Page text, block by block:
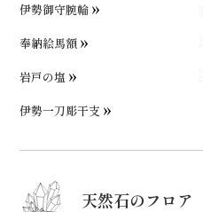
伊勢御守腕輪
奉納絵馬額
岩戸の塩
伊勢一刀彫干支
天然石のフロア